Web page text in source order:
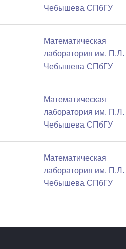
Чебышева СПбГУ
Математичеcкая
лаборатория им. П.Л.
Чебышева СПбГУ
Математичеcкая
лаборатория им. П.Л.
Чебышева СПбГУ
Математичеcкая
лаборатория им. П.Л.
Чебышева СПбГУ